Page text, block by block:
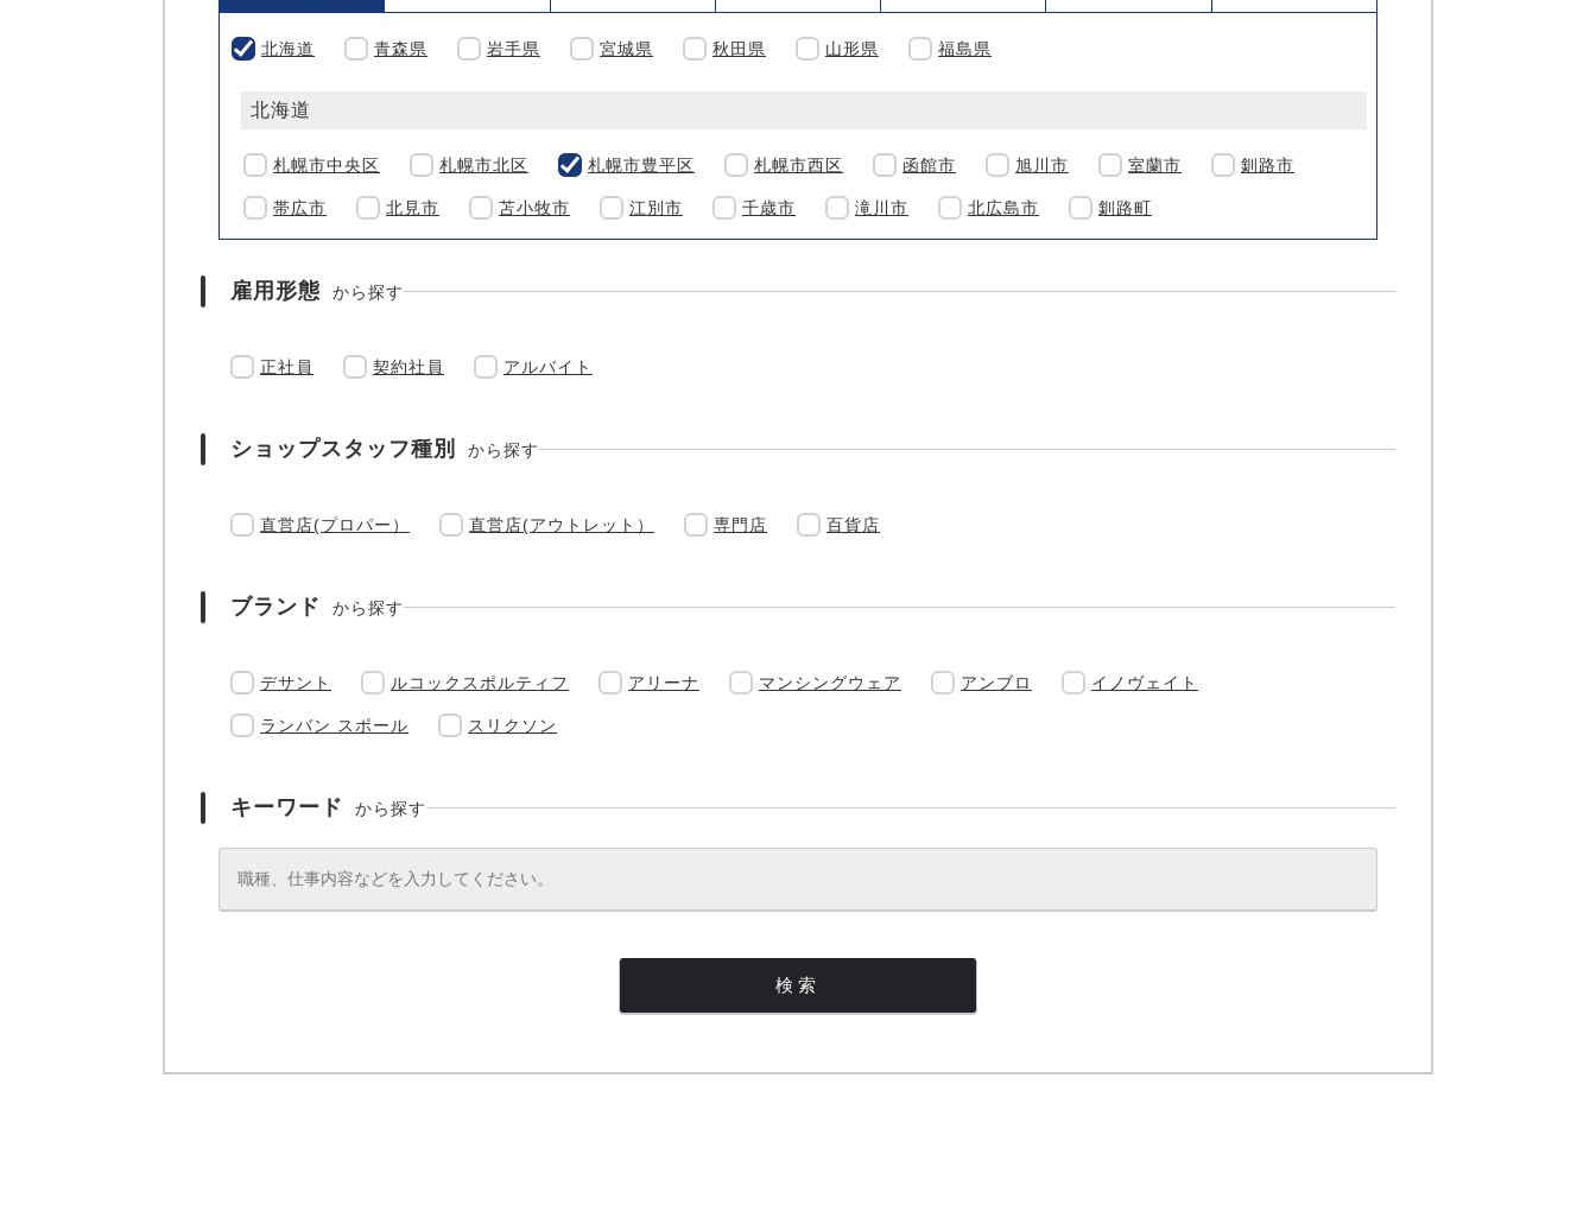
北海道 青森県 岩手県 宮城県 秋田県 山形県 福島県
北海道
札幌市中央区 札幌市北区 札幌市豊平区 札幌市西区 函館市 旭川市 室蘭市 釧路市
帯広市 北見市 苫小牧市 江別市 千歳市 滝川市 北広島市 釧路町
雇用形態 から探す
正社員 契約社員 アルバイト
ショップスタッフ種別 から探す
直営店(プロパー） 直営店(アウトレット） 専門店 百貨店
ブランド から探す
デサント ルコックスポルティフ アリーナ マンシングウェア アンブロ イノヴェイト
ランバン スポール スリクソン
キーワード から探す